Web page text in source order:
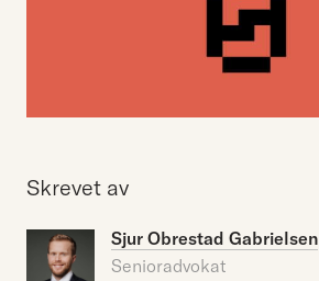
Skrevet av
Sjur Obrestad Gabrielsen
Senioradvokat